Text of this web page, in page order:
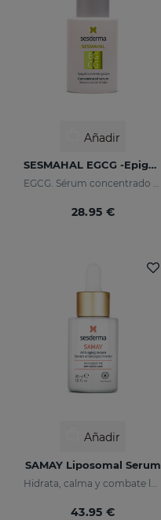
Añadir
SESMAHAL EGCG -Epigallocatechin Gallate
EGCG. Sérum concentrado antioxidante
28.95 €
Añadir
SAMAY Liposomal Serum
43.95 €